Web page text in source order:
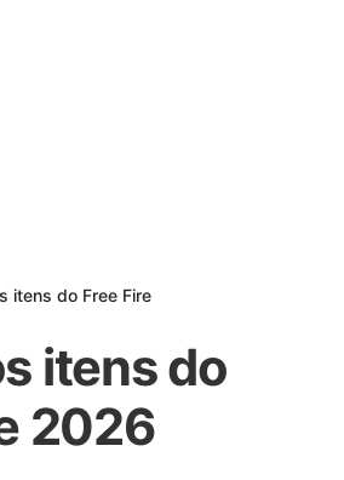
itens do Free Fire
itens do
2026